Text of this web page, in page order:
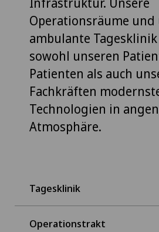
Operationsräume und
ambulante
sowohl unseren
Patienten als auch
Fachkräften
Technologien in
Atmosphäre.
Tagesklinik
Operationstrakt